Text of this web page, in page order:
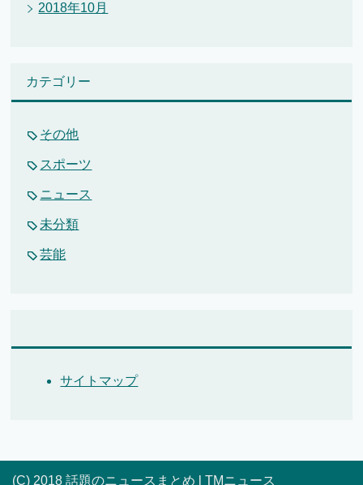
2018年10月
カテゴリー
その他
スポーツ
ニュース
未分類
芸能
サイトマップ
(C) 2018 話題のニュースまとめ l TMニュース